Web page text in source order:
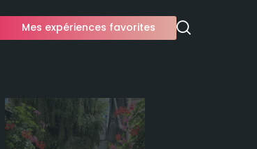
Mes expériences favorites